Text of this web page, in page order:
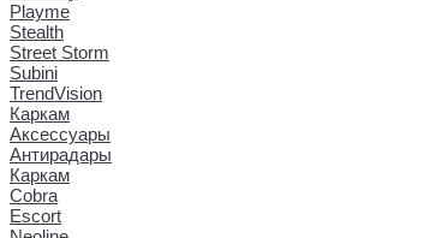
Playme
Stealth
Street Storm
Subini
TrendVision
Каркам
Аксессуары
Антирадары
Каркам
Cobra
Escort